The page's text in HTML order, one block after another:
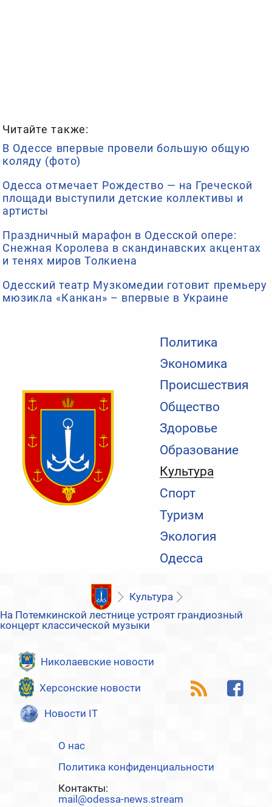
Политика
Экономика
Происшествия
Общество
Здоровье
Образование
Культура
Спорт
Туризм
Экология
Одесса
Читайте также:
В Одессе впервые провели большую общую
коляду (фото)
Одесса отмечает Рождество — на Греческой
площади выступили детские коллективы и
артисты
Праздничный марафон в Одесской опере:
Снежная Королева в скандинавских акцентах
и ​​тенях миров Толкиена
Одесский театр Музкомедии готовит премьеру
мюзикла «Канкан» – впервые в Украине
Культура
На Потемкинской лестнице устроят грандиозный
концерт классической музыки
Николаевские новости
Херсонские новости
Новости IT
О нас
Политика конфиденциальности
Контакты:
mail@odessa-news.stream